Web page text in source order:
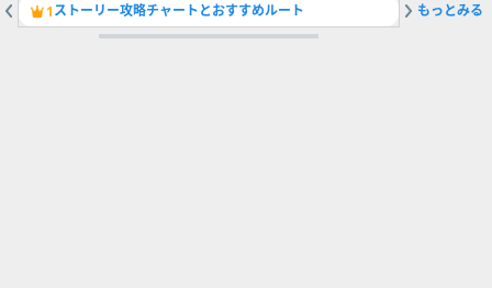
1ストーリー攻略チャートとおすすめルート 2最終皇
もっとみる